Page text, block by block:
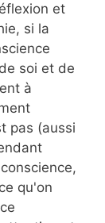
et
si la
soi et de
à
pas (aussi
qu'on